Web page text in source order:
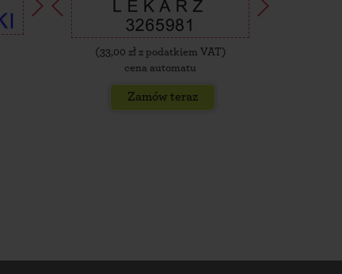
( 33,00 zł z podatkiem VAT)
cena automatu
Zamów teraz